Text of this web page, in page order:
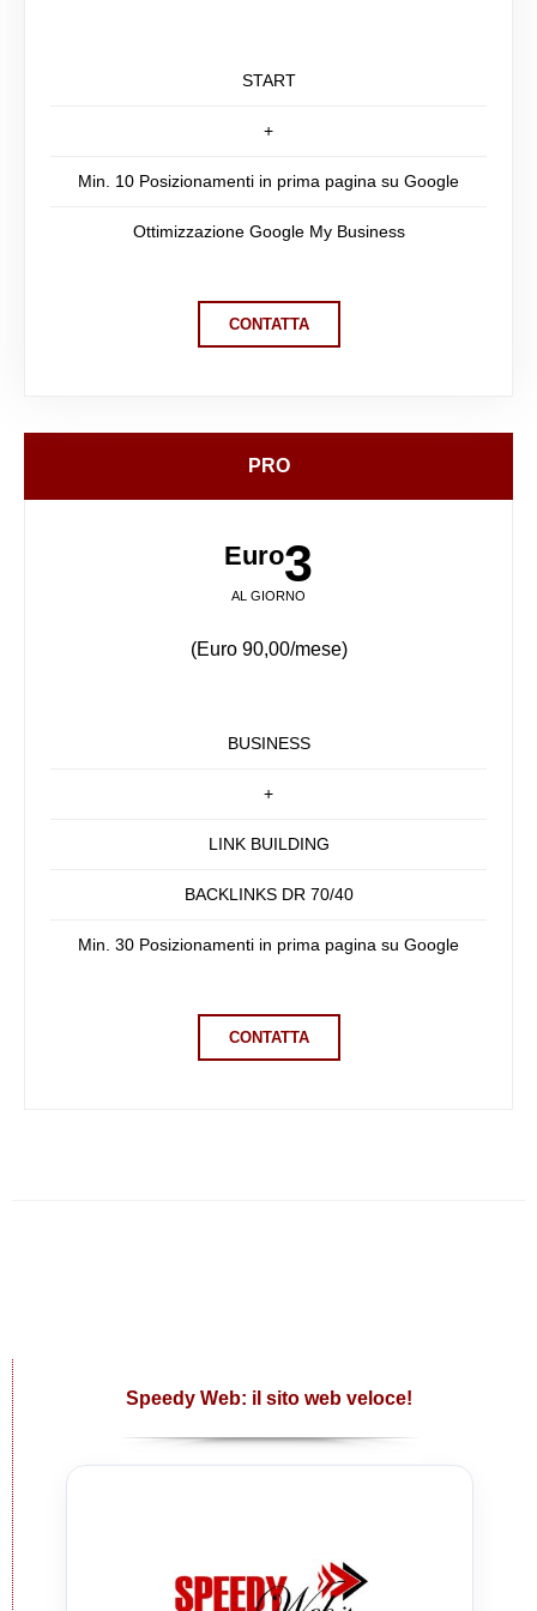
START
+
Min. 10 Posizionamenti in prima pagina su Google
Ottimizzazione Google My Business
CONTATTA
PRO
Euro3
AL GIORNO
(Euro 90,00/mese)
BUSINESS
+
LINK BUILDING
BACKLINKS DR 70/40
Min. 30 Posizionamenti in prima pagina su Google
CONTATTA
Speedy Web: il sito web veloce!